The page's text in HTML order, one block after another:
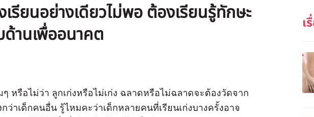
เรียนอย่างเดียวไม่พอ ต้องเรียนรู้ทักษะ
านเพื่ออนาคต
หรือไม่ว่า ลูกเก่งหรือไม่เก่ง ฉลาดหรือไม่ฉลาดจะต้องวัดจาก
ว่าเด็กคนอื่น รู้ไหมคะว่าเด็กหลายคนที่เรียนเก่งบางครั้งอาจ